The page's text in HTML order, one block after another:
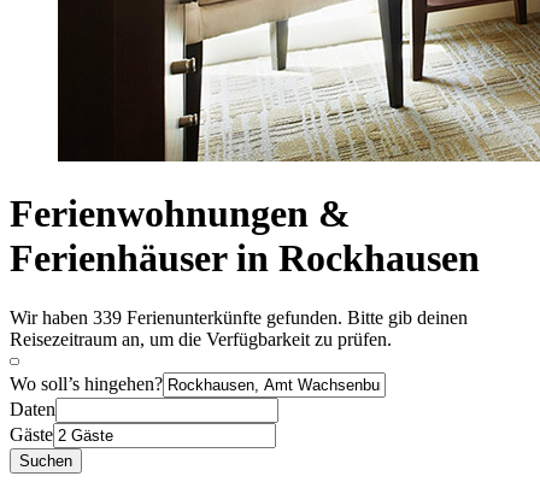
Ferienwohnungen &
Ferienhäuser in Rockhausen
Wir haben 339 Ferienunterkünfte gefunden. Bitte gib deinen
Reisezeitraum an, um die Verfügbarkeit zu prüfen.
Wo soll’s hingehen?
Daten
Gäste
Suchen